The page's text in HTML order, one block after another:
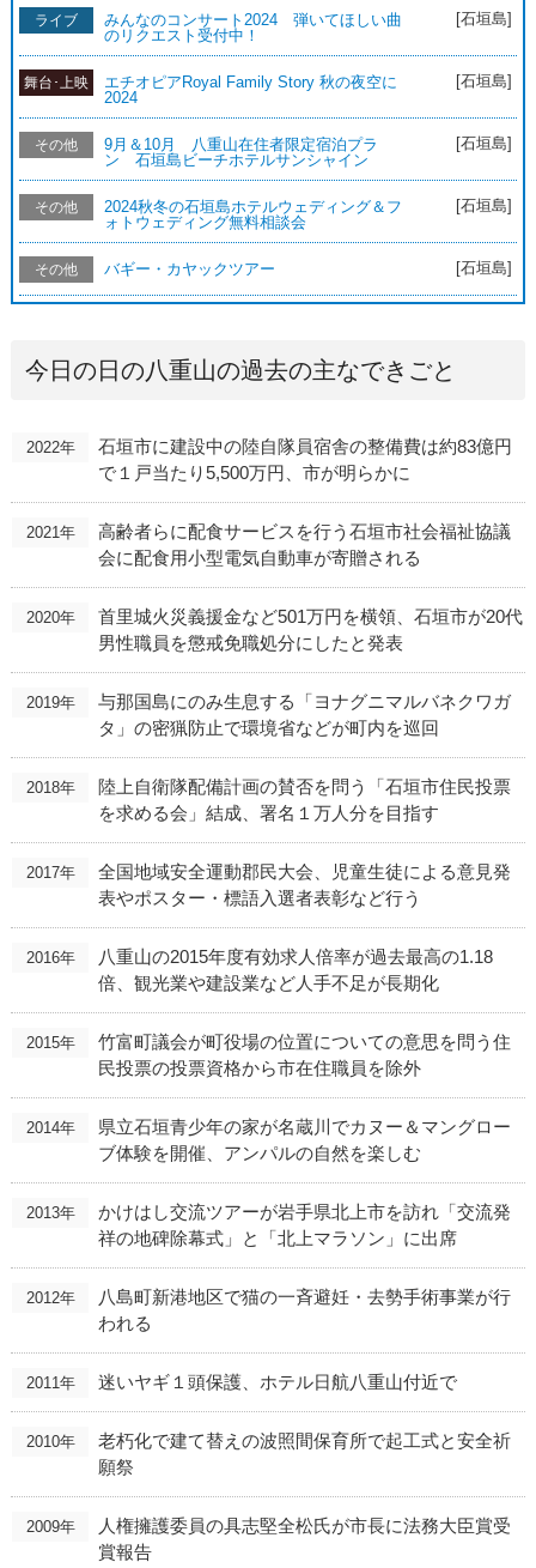
ライブ
みんなのコンサート2024 弾いてほしい曲
のリクエスト受付中！
[石垣島]
舞台･上映
エチオピアRoyal Family Story 秋の夜空に
2024
[石垣島]
その他
9月＆10月 八重山在住者限定宿泊プラ
ン 石垣島ビーチホテルサンシャイン
[石垣島]
その他
2024秋冬の石垣島ホテルウェディング＆フ
ォトウェディング無料相談会
[石垣島]
その他 バギー・カヤックツアー [石垣島]
今日の日の八重山の過去の主なできごと
2022年
石垣市に建設中の陸自隊員宿舎の整備費は約83億円
で１戸当たり5,500万円、市が明らかに
2021年
高齢者らに配食サービスを行う石垣市社会福祉協議
会に配食用小型電気自動車が寄贈される
2020年
首里城火災義援金など501万円を横領、石垣市が20代
男性職員を懲戒免職処分にしたと発表
2019年
与那国島にのみ生息する「ヨナグニマルバネクワガ
タ」の密猟防止で環境省などが町内を巡回
2018年
陸上自衛隊配備計画の賛否を問う「石垣市住民投票
を求める会」結成、署名１万人分を目指す
2017年
全国地域安全運動郡民大会、児童生徒による意見発
表やポスター・標語入選者表彰など行う
2016年
八重山の2015年度有効求人倍率が過去最高の1.18
倍、観光業や建設業など人手不足が長期化
2015年
竹富町議会が町役場の位置についての意思を問う住
民投票の投票資格から市在住職員を除外
2014年
県立石垣青少年の家が名蔵川でカヌー＆マングロー
ブ体験を開催、アンパルの自然を楽しむ
2013年
かけはし交流ツアーが岩手県北上市を訪れ「交流発
祥の地碑除幕式」と「北上マラソン」に出席
2012年
八島町新港地区で猫の一斉避妊・去勢手術事業が行
われる
2011年 迷いヤギ１頭保護、ホテル日航八重山付近で
2010年
老朽化で建て替えの波照間保育所で起工式と安全祈
願祭
2009年
人権擁護委員の具志堅全松氏が市長に法務大臣賞受
賞報告